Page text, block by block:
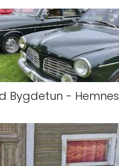
Bygdetun - Hemnes